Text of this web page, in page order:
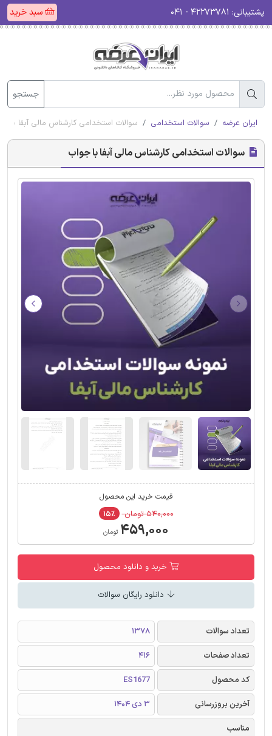
پشتیبانی: سبد خرید
جستجو
ایران عرضه سوالات استخدامی سوالات استخدامی کارشناس مالی آبفا با
سوالات استخدامی کارشناس مالی آبفا با جواب
قیمت خرید این محصول
۵۴۰,۰۰۰ تومان ۱۵٪
۴۵۹,۰۰۰ تومان
خرید و دانلود محصول
دانلود رایگان سوالات
تعداد سوالات
1378
تعداد صفحات
416
کد محصول
ES1677
آخرین بروزرسانی
3 دی 1404
مناسب